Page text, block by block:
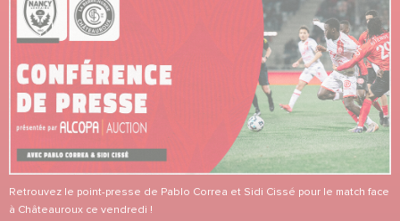
Retrouvez le point-presse de Pablo Correa et Sidi Cissé pour le match face
à Châteauroux ce vendredi !